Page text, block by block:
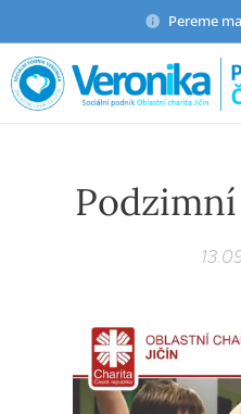
Pereme